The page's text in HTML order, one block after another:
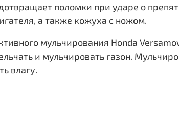
поломки при ударе о
а также кожуха с ножом.
мульчирования Honda
и мульчировать газон.
влагу.